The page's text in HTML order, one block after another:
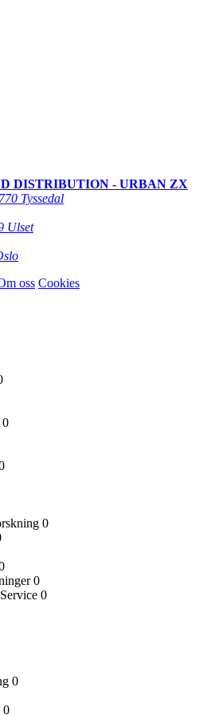
DISTRIBUTION - URBAN ZX
Tyssedal
Ulset
oss Cookies
0
0
0
0
0
0